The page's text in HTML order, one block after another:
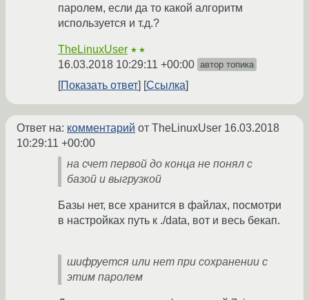
паролем, если да то какой алгоритм
используется и т.д.?
TheLinuxUser ★★
16.03.2018 10:29:11 +00:00 автор топика
Показать ответ Ссылка
Ответ на: комментарий от TheLinuxUser 16.03.2018
10:29:11 +00:00
на счет первой до конца не понял с
базой и выгрузкой
Базы нет, все хранится в файлах, посмотри
в настройках путь к ./data, вот и весь бекап.
шифруется или нет при сохранении с
этим паролем